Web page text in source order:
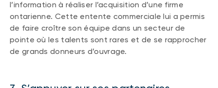
l’information à réaliser l’acquisition d’une firme
ontarienne. Cette entente commerciale lui a permis
de faire croître son équipe dans un secteur de
pointe où les talents sont rares et de se rapprocher
de grands donneurs d’ouvrage.